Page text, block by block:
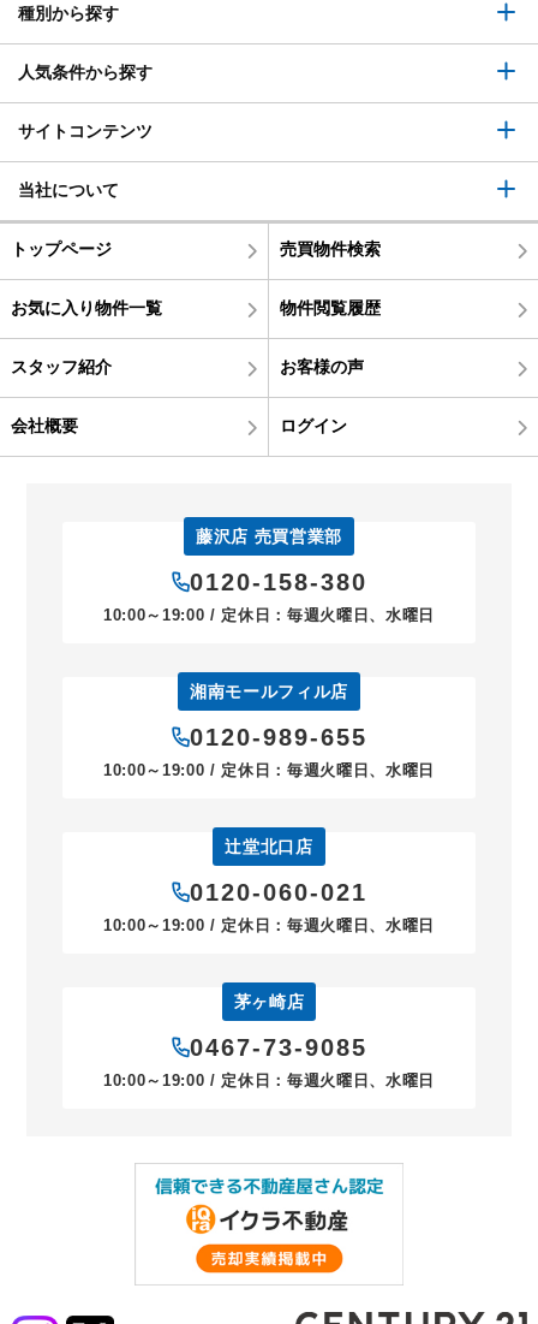
種別から探す
人気条件から探す
サイトコンテンツ
当社について
トップページ 売買物件検索
お気に入り物件一覧 物件閲覧履歴
スタッフ紹介 お客様の声
会社概要 ログイン
藤沢店 売買営業部
0120-158-380
10:00～19:00 / 定休日：毎週火曜日、水曜日
湘南モールフィル店
0120-989-655
10:00～19:00 / 定休日：毎週火曜日、水曜日
辻堂北口店
0120-060-021
10:00～19:00 / 定休日：毎週火曜日、水曜日
茅ヶ崎店
0467-73-9085
10:00～19:00 / 定休日：毎週火曜日、水曜日